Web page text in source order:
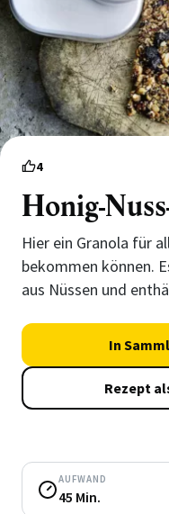
4
Honig-
Hier ein Granola für
bekommen können.
aus Nüssen und
In
Rezept
AUFWAND
45 Min.